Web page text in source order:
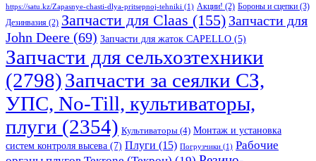
https://satu.kz/Zapasnye-chasti-dlya-pritsepnoj-tehniki (1) Акции! (2) Бороны и сцепки (3)
Дезинвазия (2) Запчасти для Claas (155) Запчасти для
John Deere (69) Запчасти для жаток CAPELLO (5)
Запчасти для сельхозтехники
(2798)Запчасти за сеялки СЗ,
УПС, No-Till, культиваторы,
плуги (2354) Культиваторы (4) Монтаж и установка
систем контроля высева (7) Плуги (15) Погрузчики (1) Рабочие